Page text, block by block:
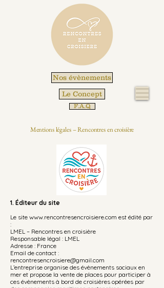
Nos évènements
Le Concept
F.A.Q
Mentions légales – Rencontres en croisière
1. Éditeur du site
Le site www.rencontresencroisiere.com est édité par
:
LMEL – Rencontres en croisière
Responsable légal : LMEL
Adresse : France
Email de contact :
rencontresencroisiere@gmail.com
L’entreprise organise des évènements sociaux en
mer et propose la vente de places pour participer à
ces évènements à bord de croisières opérées par